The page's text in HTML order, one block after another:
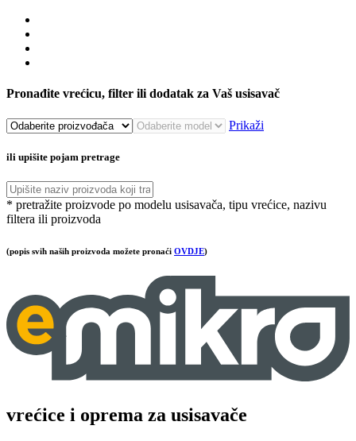
Pronađite vrećicu, filter ili dodatak za Vaš usisavač
Prikaži
ili upišite pojam pretrage
* pretražite proizvode po modelu usisavača, tipu vrećice, nazivu
filtera ili proizvoda
(popis svih naših proizvoda možete pronaći OVDJE)
vrećice i oprema za usisavače